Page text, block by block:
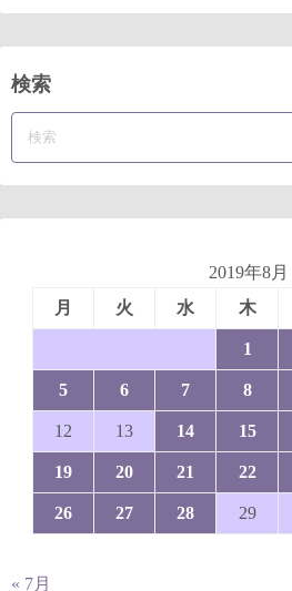
検索
2019年8月
月
火 水 木
1
5 6 7 8
12 13 14 15
19 20 21 22
26 27 28 29
« 7月